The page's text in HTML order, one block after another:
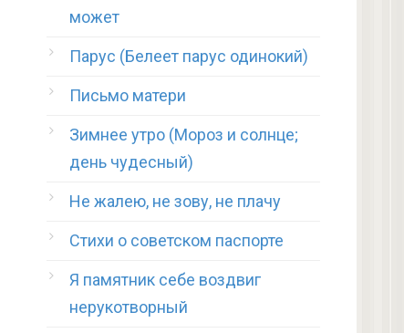
может
Парус (Белеет парус одинокий)
Письмо матери
Зимнее утро (Мороз и солнце;
день чудесный)
Не жалею, не зову, не плачу
Стихи о советском паспорте
Я памятник себе воздвиг
нерукотворный